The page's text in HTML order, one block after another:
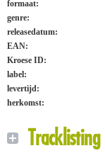
formaat:
genre:
releasedatum:
EAN:
Kroese ID:
label:
levertijd:
herkomst:
Tracklisting